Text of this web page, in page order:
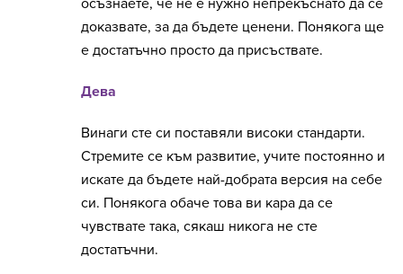
осъзнаете, че не е нужно непрекъснато да се
доказвате, за да бъдете ценени. Понякога ще
е достатъчно просто да присъствате.
Дева
Винаги сте си поставяли високи стандарти.
Стремите се към развитие, учите постоянно и
искате да бъдете най-добрата версия на себе
си. Понякога обаче това ви кара да се
чувствате така, сякаш никога не сте
достатъчни.